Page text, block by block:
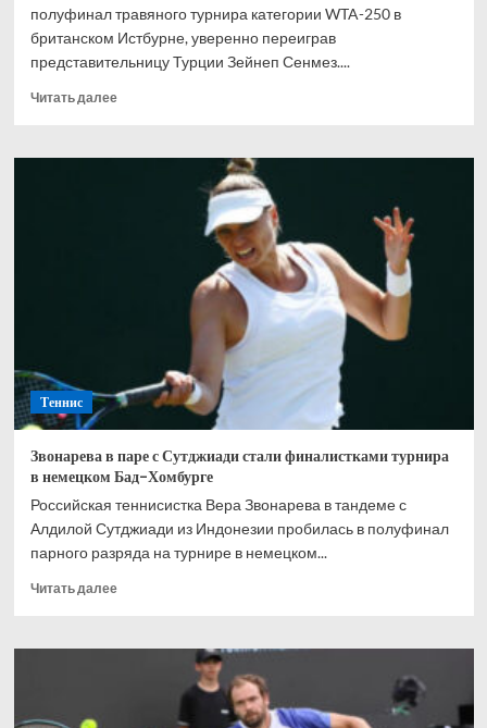
полуфинал травяного турнира категории WTA-250 в
британском Истбурне, уверенно переиграв
представительницу Турции Зейнеп Сенмез....
Читать далееПрочитать
Остапенко
Теннис
Звонарева в паре с Сутджиади стали финалистками турнира
в немецком Бад-Хомбурге
Российская теннисистка Вера Звонарева в тандеме с
Алдилой Сутджиади из Индонезии пробилась в полуфинал
парного разряда на турнире в немецком...
Читать далееПрочитать
Звонарева